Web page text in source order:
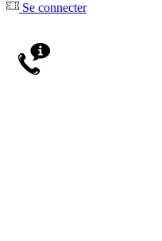
Se connecter